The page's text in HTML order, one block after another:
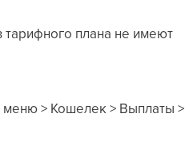
тарифного плана не имеют
> Кошелек > Выплаты >